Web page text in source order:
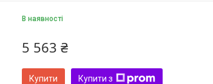
В наявності
5 563 ₴
Купити Купити з